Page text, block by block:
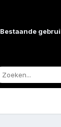
Bestaande